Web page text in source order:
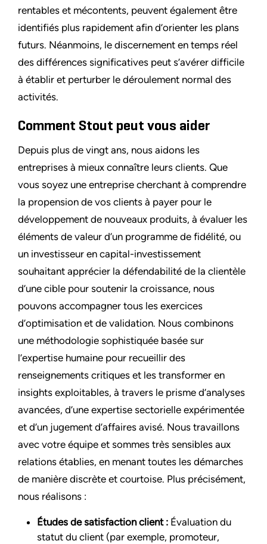
rentables et mécontents, peuvent également être
identifiés plus rapidement afin d’orienter les plans
futurs. Néanmoins, le discernement en temps réel
des différences significatives peut s’avérer difficile
à établir et perturber le déroulement normal des
activités.
Comment Stout peut vous aider
Depuis plus de vingt ans, nous aidons les
entreprises à mieux connaître leurs clients. Que
vous soyez une entreprise cherchant à comprendre
la propension de vos clients à payer pour le
développement de nouveaux produits, à évaluer les
éléments de valeur d’un programme de fidélité, ou
un investisseur en capital-investissement
souhaitant apprécier la défendabilité de la clientèle
d’une cible pour soutenir la croissance, nous
pouvons accompagner tous les exercices
d’optimisation et de validation. Nous combinons
une méthodologie sophistiquée basée sur
l’expertise humaine pour recueillir des
renseignements critiques et les transformer en
insights exploitables, à travers le prisme d’analyses
avancées, d’une expertise sectorielle expérimentée
et d’un jugement d’affaires avisé. Nous travaillons
avec votre équipe et sommes très sensibles aux
relations établies, en menant toutes les démarches
de manière discrète et courtoise. Plus précisément,
nous réalisons :
Études de satisfaction client : Évaluation du
statut du client (par exemple, promoteur,